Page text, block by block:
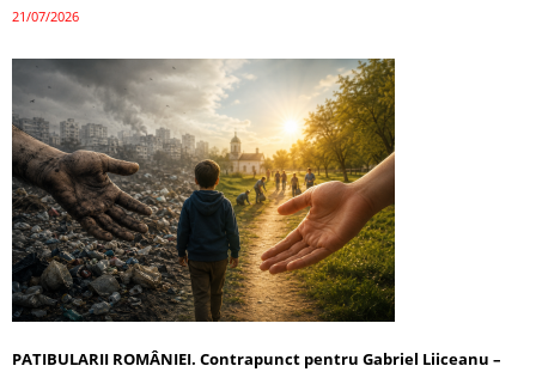
21/07/2026
PATIBULARII ROMÂNIEI. Contrapunct pentru Gabriel Liiceanu –